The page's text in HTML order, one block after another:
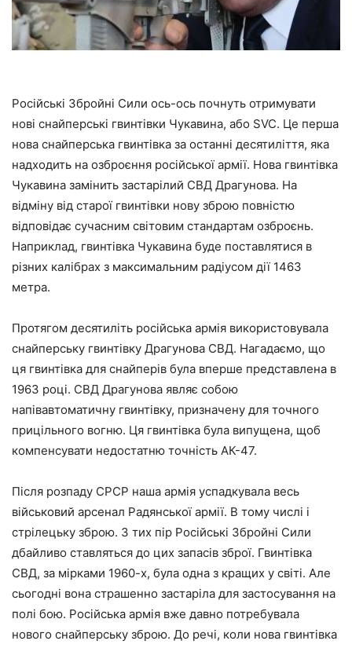
Російські Збройні Сили ось-ось почнуть отримувати
нові снайперські гвинтівки Чукавина, або SVC. Це перша
нова снайперська гвинтівка за останні десятиліття, яка
надходить на озброєння російської армії. Нова гвинтівка
Чукавина замінить застарілий СВД Драгунова. На
відміну від старої гвинтівки нову зброю повністю
відповідає сучасним світовим стандартам озброєнь.
Наприклад, гвинтівка Чукавина буде поставлятися в
різних калібрах з максимальним радіусом дії 1463
метра.
Протягом десятиліть російська армія використовувала
снайперську гвинтівку Драгунова СВД. Нагадаємо, що
ця гвинтівка для снайперів була вперше представлена в
1963 році. СВД Драгунова являє собою
напівавтоматичну гвинтівку, призначену для точного
прицільного вогню. Ця гвинтівка була випущена, щоб
компенсувати недостатню точність АК-47.
Після розпаду СРСР наша армія успадкувала весь
військовий арсенал Радянської армії. В тому числі і
стрілецьку зброю. З тих пір Російські Збройні Сили
дбайливо ставляться до цих запасів зброї. Гвинтівка
СВД, за мірками 1960-х, була одна з кращих у світі. Але
сьогодні вона страшенно застаріла для застосування на
полі бою. Російська армія вже давно потребувала
нового снайперську зброю. До речі, коли нова гвинтівка